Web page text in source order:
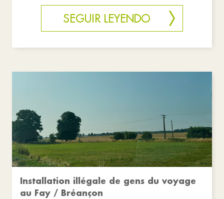
SEGUIR LEYENDO
Installation illégale de gens du voyage
au Fay / Bréançon